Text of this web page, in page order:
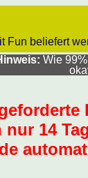
Fun beliefert
Wie
nur 14